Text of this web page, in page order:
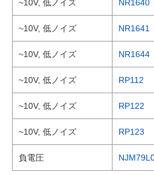
~10V, 低ノイズ NR1640
~10V, 低ノイズ NR1641
~10V, 低ノイズ NR1644
~10V, 低ノイズ RP112
~10V, 低ノイズ RP122
~10V, 低ノイズ RP123
負電圧